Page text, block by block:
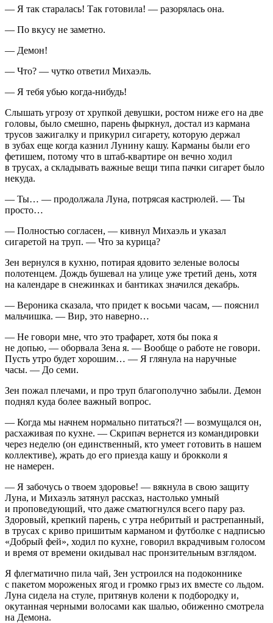
— Я так старалась! Так готовила! — разорялась она.
— По вкусу не заметно.
— Демон!
— Что? — чутко ответил Михаэль.
— Я тебя убью когда-нибудь!
Слышать угрозу от хрупкой девушки, ростом ниже его на две
головы, было смешно, парень фыркнул, достал из кармана
трусов зажигалку и прикурил сигарету, которую держал
в зубах еще когда казнил Лунину кашу. Карманы были его
фетишем, потому что в штаб-квартире он вечно ходил
в трусах, а складывать важные вещи типа пачки сигарет было
некуда.
— Ты… — продолжала Луна, потрясая кастрюлей. — Ты
просто…
— Полностью согласен, — кивнул Михаэль и указал
сигаретой на труп. — Что за курица?
Зен вернулся в кухню, потирая ядовито зеленые волосы
полотенцем. Дождь бушевал на улице уже третий день, хотя
на календаре в снежинках и бантиках значился декабрь.
— Вероника сказала, что придет к восьми часам, — пояснил
мальчишка. — Вир, это наверно…
— Не говори мне, что это трафарет, хотя бы пока я
не допью, — оборвала Зена я. — Вообще о работе не говори.
Пусть утро будет хорошим… — Я глянула на наручные
часы. — До семи.
Зен пожал плечами, и про труп благополучно забыли. Демон
поднял куда более важный вопрос.
— Когда мы начнем нормально питаться?! — возмущался он,
расхаживая по кухне. — Скрипач вернется из командировки
через неделю (он единственный, кто умеет готовить в нашем
коллективе), жрать до его приезда кашу и брокколи я
не намерен.
— Я забочусь о твоем здоровье! — вякнула в свою защиту
Луна, и Михаэль затянул рассказ, настолько умный
и проповедующий, что даже сматюгнулся всего пару раз.
Здоровый, крепкий парень, с утра небритый и растрепанный,
в трусах с криво пришитым карманом и футболке с надписью
«Добрый фей», ходил по кухне, говорил вкрадчивым голосом
и время от времени окидывал нас пронзительным взглядом.
Я флегматично пила чай, Зен устроился на подоконнике
с пакетом мороженых ягод и громко грыз их вместе со льдом.
Луна сидела на стуле, притянув колени к подбородку и,
окутанная черными волосами как шалью, обиженно смотрела
на Демона.